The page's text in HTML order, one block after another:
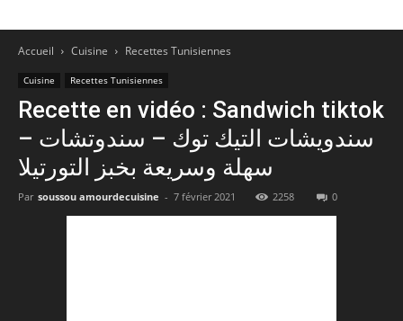
Accueil Cuisine Recettes Tunisiennes
Cuisine Recettes Tunisiennes
Recette en vidéo : Sandwich tiktok
– سندويشات التيك توك – سندوتشات
سهلة وسريعة بخبز التورتيلا
Par soussou amourdecuisine - 7 février 2021 2258 0